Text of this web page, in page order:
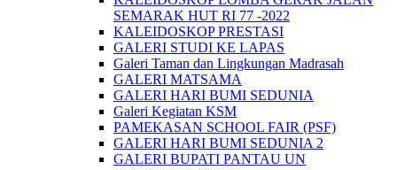
SEMARAK HUT RI 77 -2022
KALEIDOSKOP PRESTASI
GALERI STUDI KE LAPAS
Galeri Taman dan Lingkungan Madrasah
GALERI MATSAMA
GALERI HARI BUMI SEDUNIA
Galeri Kegiatan KSM
PAMEKASAN SCHOOL FAIR (PSF)
GALERI HARI BUMI SEDUNIA 2
GALERI BUPATI PANTAU UN